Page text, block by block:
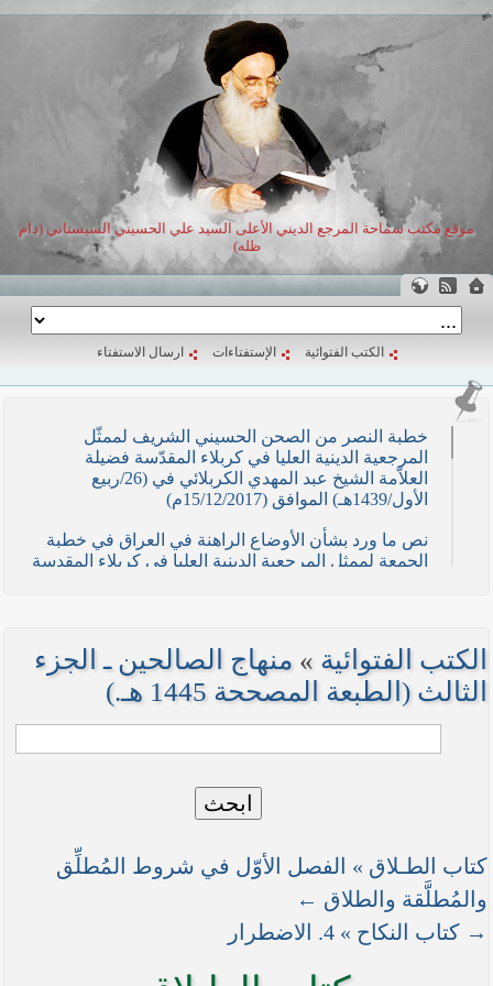
موقع مكتب سماحة المرجع الديني الأعلى السيد علي الحسيني السيستاني (دام
ظله)
الكتب الفتوائية الإستفتاءات ارسال الاستفتاء
خطبة النصر من الصحن الحسيني الشريف لممثّل
المرجعية الدينية العليا في كربلاء المقدّسة فضيلة
العلاّمة الشيخ عبد المهدي الكربلائي في (26/ربيع
الأول/1439هـ) الموافق (15/12/2017م)
نص ما ورد بشأن الأوضاع الراهنة في العراق في خطبة
الجمعة لممثل المرجعية الدينية العليا في كربلاء المقدسة
نص ما ورد بشأن الأوضاع الراهنة في العراق في خطبة
الجمعة لممثل المرجعية الدينية العليا في كربلاء المقدسة
فضيلة العلاّمة الشيخ عبد المهدي الكربلائي في (12/
نصّ ما ورد بشأن الوضع الراهن في العراق في خطبة
الجمعة التي ألقاها فضيلة العلاّمة السيد أحمد الصافي
نصّ ما ورد بشأن الأوضاع الراهنة في العراق في خطبة
الجمعة التي ألقاها فضيلة العلاّمة السيد أحمد الصافي
الكتب الفتوائية » منهاج الصالحين ـ الجزء
الثالث (الطبعة المصححة 1445 هـ.)
ابحث
كتاب الطـلاق » الفصل الأوّل في شروط المُطلِّق
والمُطلَّقة والطلاق ←
→ كتاب النكاح » 4. الاضطرار